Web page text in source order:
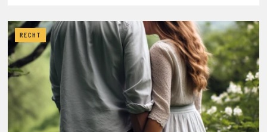
RECHT